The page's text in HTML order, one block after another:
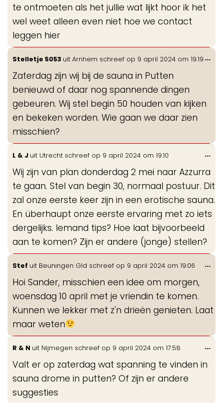
te ontmoeten als het jullie wat lijkt hoor ik het
wel weet alleen even niet hoe we contact
leggen hier
Stelletje 5053 uit Arnhem schreef op 9 april 2024 om 19:19
Zaterdag zijn wij bij de sauna in Putten
benieuwd of daar nog spannende dingen
gebeuren. Wij stel begin 50 houden van kijken
en bekeken worden. Wie gaan we daar zien
misschien?
...
L & J uit Utrecht schreef op 9 april 2024 om 19:10
Wij zijn van plan donderdag 2 mei naar Azzurra
te gaan. Stel van begin 30, normaal postuur. Dit
zal onze eerste keer zijn in een erotische sauna.
En überhaupt onze eerste ervaring met zo iets
dergelijks. Iemand tips? Hoe laat bijvoorbeeld
aan te komen? Zijn er andere (jonge) stellen?
...
Stef uit Beuningen Gld schreef op 9 april 2024 om 19:06
Hoi Sander, misschien een idee om morgen,
woensdag 10 april met je vriendin te komen.
Kunnen we lekker met z'n drieën genieten. Laat
maar weten
...
R & N uit Nijmegen schreef op 9 april 2024 om 17:58
Valt er op zaterdag wat spanning te vinden in
sauna drome in putten? Of zijn er andere
suggesties
...